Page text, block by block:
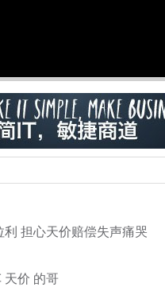
担心天价赔偿失声痛哭
天价 的哥